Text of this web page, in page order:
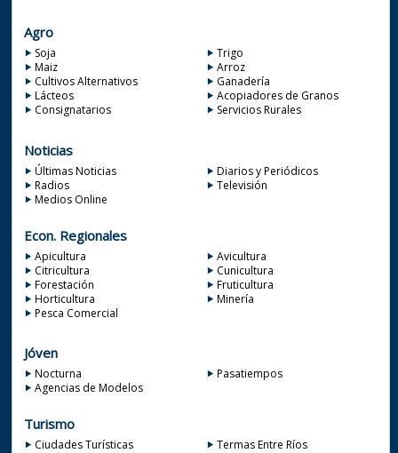
Agro
Soja
Trigo
Maiz
Arroz
Cultivos Alternativos
Ganadería
Lácteos
Acopiadores de Granos
Consignatarios
Servicios Rurales
Noticias
Últimas Noticias
Diarios y Periódicos
Radios
Televisión
Medios Online
Econ. Regionales
Apicultura
Avicultura
Citricultura
Cunicultura
Forestación
Fruticultura
Horticultura
Minería
Pesca Comercial
Jóven
Nocturna
Pasatiempos
Agencias de Modelos
Turismo
Ciudades Turísticas
Termas Entre Ríos